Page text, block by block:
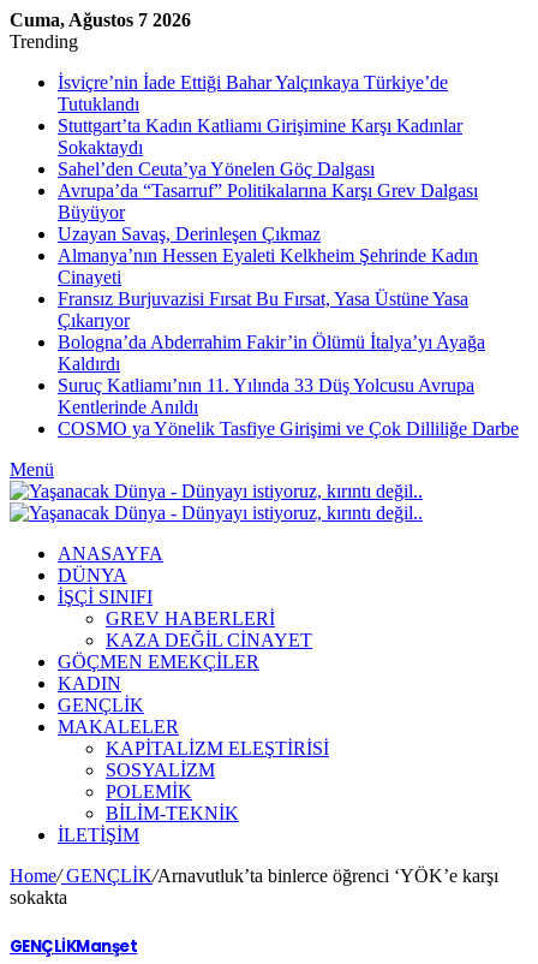
Cuma, Ağustos 7 2026
Trending
İsviçre’nin İade Ettiği Bahar Yalçınkaya Türkiye’de
Tutuklandı
Stuttgart’ta Kadın Katliamı Girişimine Karşı Kadınlar
Sokaktaydı
Sahel’den Ceuta’ya Yönelen Göç Dalgası
Avrupa’da “Tasarruf” Politikalarına Karşı Grev Dalgası
Büyüyor
Uzayan Savaş, Derinleşen Çıkmaz
Almanya’nın Hessen Eyaleti Kelkheim Şehrinde Kadın
Cinayeti
Fransız Burjuvazisi Fırsat Bu Fırsat, Yasa Üstüne Yasa
Çıkarıyor
Bologna’da Abderrahim Fakir’in Ölümü İtalya’yı Ayağa
Kaldırdı
Suruç Katliamı’nın 11. Yılında 33 Düş Yolcusu Avrupa
Kentlerinde Anıldı
COSMO ya Yönelik Tasfiye Girişimi ve Çok Dilliliğe Darbe
Menü
ANASAYFA
DÜNYA
İŞÇİ SINIFI
GREV HABERLERİ
KAZA DEĞİL CİNAYET
GÖÇMEN EMEKÇİLER
KADIN
GENÇLİK
MAKALELER
KAPİTALİZM ELEŞTİRİSİ
SOSYALİZM
POLEMİK
BİLİM-TEKNİK
ILETIŞIM
Home/GENÇLİK/Arnavutluk’ta binlerce öğrenci ‘YÖK’e karşı
sokakta
GENÇLİKManşet